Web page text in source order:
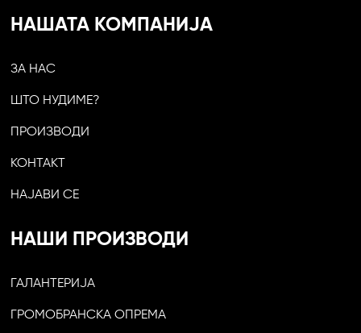
НАШАТА КОМПАНИЈА
ЗА НАС
ШТО НУДИМЕ?
ПРОИЗВОДИ
КОНТАКТ
НАЈАВИ СЕ
НАШИ ПРОИЗВОДИ
ГАЛАНТЕРИЈА
ГРОМОБРАНСКА ОПРЕМА